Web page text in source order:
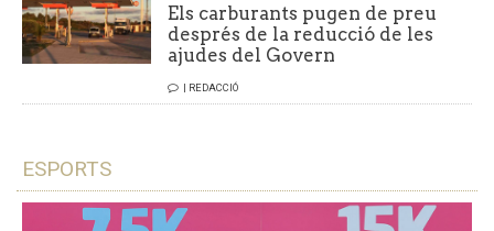
Els carburants pugen de preu
després de la reducció de les
ajudes del Govern
| REDACCIÓ
ESPORTS